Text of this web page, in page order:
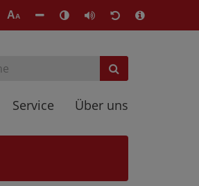
AA
Service Über uns